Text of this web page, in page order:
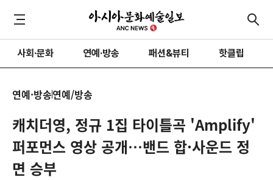
사회·문화 연예·방송 패션&뷰티 핫클립
연예·방송연예/방송
캐치더영, 정규 1집 타이틀곡 'Amplify'
퍼포먼스 영상 공개…밴드 합·사운드 정
면 승부